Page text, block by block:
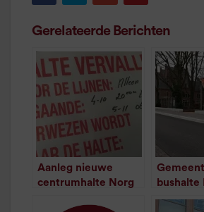
Gerelateerde Berichten
Aanleg nieuwe
centrumhalte Norg
bushalte
Stad aan